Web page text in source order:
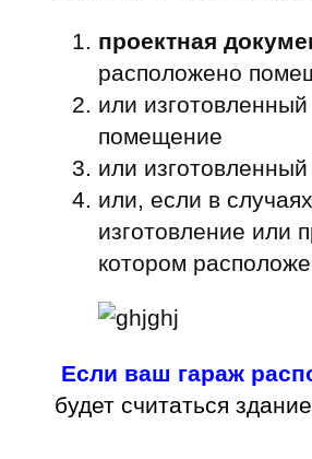
проектная
расположено
или
помещение
или
или, если в
изготовление или
котором
Если ваш гараж
будет считаться